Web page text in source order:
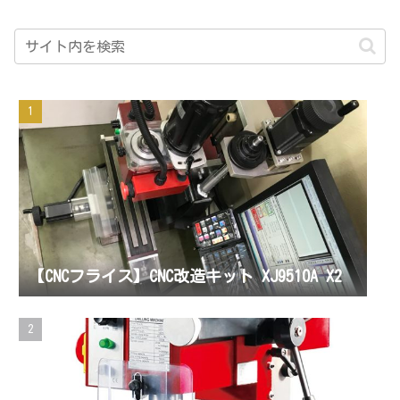
【CNCフライス】CNC改造キット XJ9510A X2